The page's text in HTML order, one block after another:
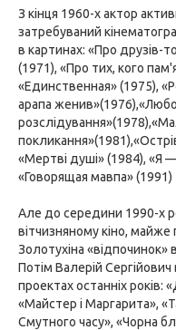
З кінця 1960-х актор
затребуваний
в картинах: «Про друзів-
(1971), «Про тих, кого
«Единственная» (1975),
арапа
«Мертві душі» (1984), «Я
«Говорящая мавпа» (1991)
Але до середини 1990-х
вітчизняному кіно,
Золотухіна «відпочинок»
Потім Валерій Сергійович
проектах останніх
«Майстер і Маргарита»,
Смутного часу», «Чорна